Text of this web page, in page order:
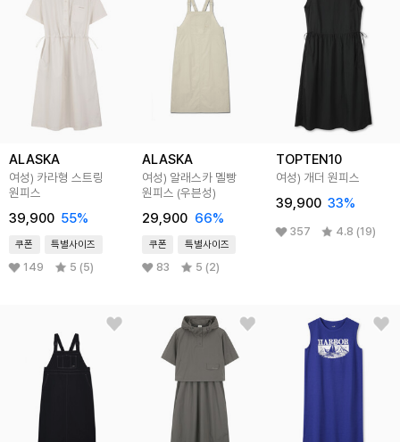
ALASKA
여성) 카라형 스트링
원피스
39,900 55%
쿠폰 특별사이즈
149 5 (5)
ALASKA
여성) 알래스카 멜빵
원피스 (우븐성)
29,900 66%
쿠폰 특별사이즈
83 5 (2)
TOPTEN10
여성) 개더 원피스
39,900 33%
357 4.8 (19)